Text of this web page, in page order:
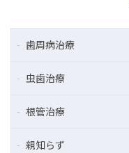
歯周病治療
虫歯治療
根管治療
親知らず